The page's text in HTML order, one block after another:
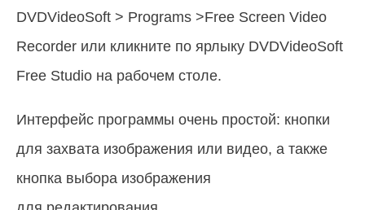
DVDVideoSoft > Programs >Free Screen Video
Recorder или кликните по ярлыку DVDVideoSoft
Free Studio на рабочем столе.
Интерфейс программы очень простой: кнопки
для захвата изображения или видео, а также
кнопка выбора изображения